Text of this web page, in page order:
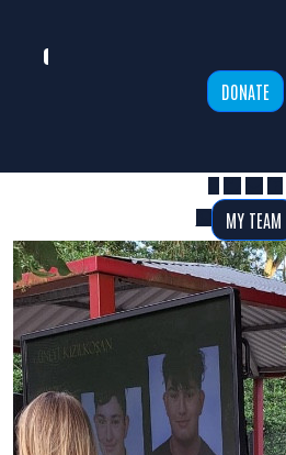
DONATE
MY TEAM